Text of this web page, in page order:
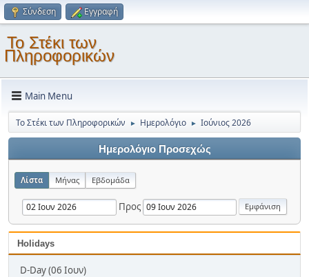
Σύνδεση Εγγραφή
Το Στέκι των
Πληροφορικών
Main Menu
Το Στέκι των Πληροφορικών ► Ημερολόγιο ► Ιούνιος 2026
Ημερολόγιο Προσεχώς
Λίστα Μήνας Εβδομάδα
Προς
Holidays
D-Day (06 Ιουν)